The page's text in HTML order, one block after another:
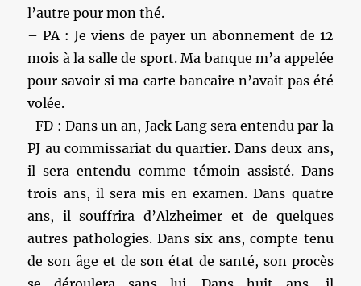
l’autre pour mon thé.
– PA : Je viens de payer un abonnement de 12
mois à la salle de sport. Ma banque m’a appelée
pour savoir si ma carte bancaire n’avait pas été
volée.
-FD : Dans un an, Jack Lang sera entendu par la
PJ au commissariat du quartier. Dans deux ans,
il sera entendu comme témoin assisté. Dans
trois ans, il sera mis en examen. Dans quatre
ans, il souffrira d’Alzheimer et de quelques
autres pathologies. Dans six ans, compte tenu
de son âge et de son état de santé, son procès